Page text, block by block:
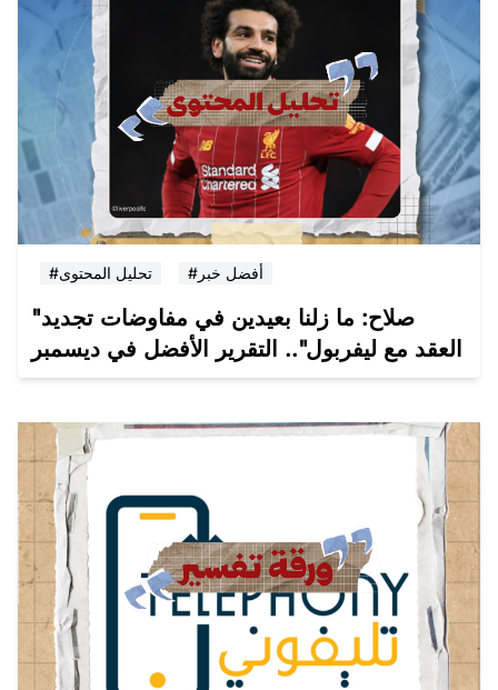
#تحليل المحتوى #أفضل خبر
"صلاح: ما زلنا بعيدين في مفاوضات تجديد
العقد مع ليفربول".. التقرير الأفضل في ديسمبر